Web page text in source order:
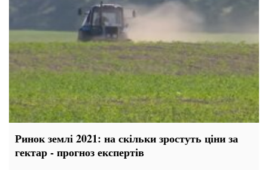
Ринок землі 2021: на скільки зростуть ціни за
гектар - прогноз експертів